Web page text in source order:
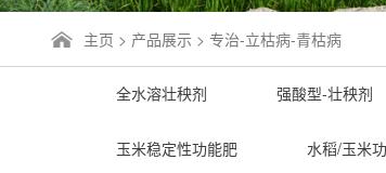
主页 > 产品展示 > 专治-立枯病-青枯病
全水溶壮秧剂 强酸型-壮秧剂
玉米稳定性功能肥 水稻/玉米